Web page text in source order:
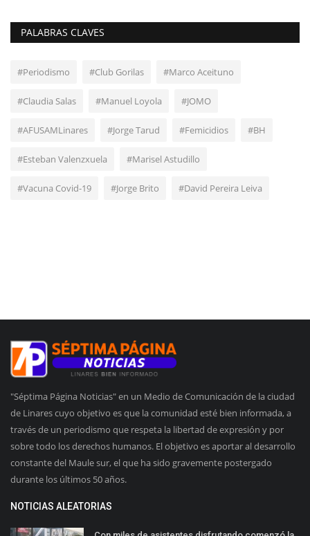
PALABRAS CLAVES
#Periodismo #Club Gorilas #Marco Aceituno
#Claudia Salas #Manuel Loyola #JOMO
#AFUSAMLinares #Jorge Tarud #Femicidios #BH
#Esteban Valenzxuela #Marisel Astudillo
#Vacuna Covid-19 #Jorge Brito #David Pereira Leiva
"Séptima Página Noticias" en un Medio de Comunicación de la ciudad
de Linares cuyo objetivo es que la comunidad esté bien informada, a
través de un periodismo que respeta la libertad de expresión y por
sobre todo los derechos humanos. El objetivo es aportar al desarrollo
constante del Maule sur, el que ha sido gravemente postergado
durante los últimos 50 años.
NOTICIAS ALEATORIAS